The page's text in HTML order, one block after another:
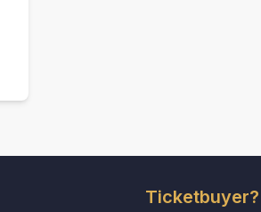
Ticketbuyer?